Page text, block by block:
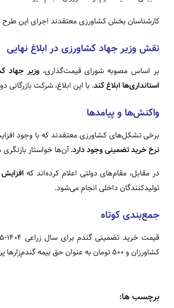
کارشناسان بخش کشاورزی معتقدند اجرای این طرح
نقش وزیر جهاد کشاورزی در ابلاغ نهایی
بر اساس مصوبه شورای قیمت‌گذاری،وزیر جهاد
استانداری‌ها ابلاغ کند. با این ابلاغ، شرکت
واکنش‌ها و پیامدها
برخی تشکل‌های کشاورزی معتقدند که با وجود
نرخ خرید تضمینی وجود دارد.آن‌ها خواستار
در مقابل، مقام‌های دولتی اعلام کرده‌اند که
تولیدکنندگان داخلی انجام می‌شود.
جمع‌بندی کوتاه
قیمت خرید تضمینی گندم برای سال زراعی ۱۴۰۴-۱۴۰۵ پس از ماه‌ها بررسی،
کشاورزان و ۵۰۰ تومان به عنوان حق بیمه گندم‌زارها پرداخت می‌شود. وزیر جهاد کشاورزی ظرف یک هفته باید نرخ نهایی را ابلاغ کند./مهر
برچسب ها: